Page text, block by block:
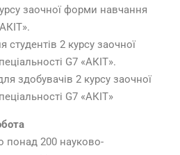
заочної форми навчання
студентів 2 курсу заочної
G7 «АКІТ».
здобувачів 2 курсу заочної
G7 «АКІТ»
понад 200 науково-